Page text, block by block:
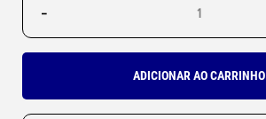
-
ADICIONAR AO CARRINHO